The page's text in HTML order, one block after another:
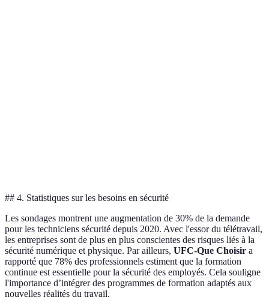
## 4. Statistiques sur les besoins en sécurité
Les sondages montrent une augmentation de 30% de la demande
pour les techniciens sécurité depuis 2020. Avec l'essor du télétravail,
les entreprises sont de plus en plus conscientes des risques liés à la
sécurité numérique et physique. Par ailleurs, UFC-Que Choisir a
rapporté que 78% des professionnels estiment que la formation
continue est essentielle pour la sécurité des employés. Cela souligne
l'importance d’intégrer des programmes de formation adaptés aux
nouvelles réalités du travail.